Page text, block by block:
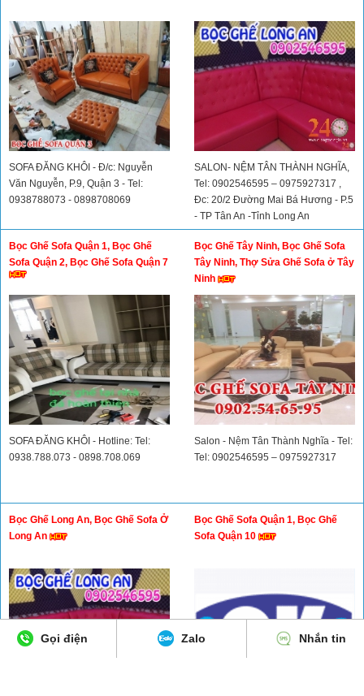
SOFA ĐĂNG KHÔI - Đ/c: Nguyễn
Văn Nguyễn, P.9, Quận 3 - Tel:
0938788073 - 0898708069
SALON- NỆM TÂN THÀNH NGHĨA,
Tel: 0902546595 – 0975927317 ,
Đc: 20/2 Đường Mai Bá Hương - P.5
- TP Tân An -Tỉnh Long An
Bọc Ghế Sofa Quận 1, Bọc Ghế
Sofa Quận 2, Bọc Ghế Sofa Quận 7
SOFA ĐĂNG KHÔI - Hotline: Tel:
0938.788.073 - 0898.708.069
Bọc Ghế Tây Ninh, Bọc Ghế Sofa
Tây Ninh, Thợ Sửa Ghế Sofa ở Tây
Ninh
Salon - Nệm Tân Thành Nghĩa - Tel:
Tel: 0902546595 – 0975927317
Bọc Ghế Long An, Bọc Ghế Sofa Ở
Long An
Bọc Ghế Sofa Quận 1, Bọc Ghế
Sofa Quận 10
Gọi điện Zalo Nhắn tin